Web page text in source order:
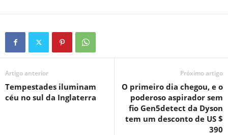
Artigo anterior
Tempestades iluminam
céu no sul da Inglaterra
Próximo artigo
O primeiro dia chegou, e o
poderoso aspirador sem
fio Gen5detect da Dyson
tem um desconto de US $
390